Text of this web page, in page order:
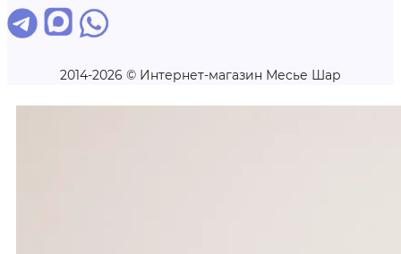
2014-2026 © Интернет-магазин Месье Шар